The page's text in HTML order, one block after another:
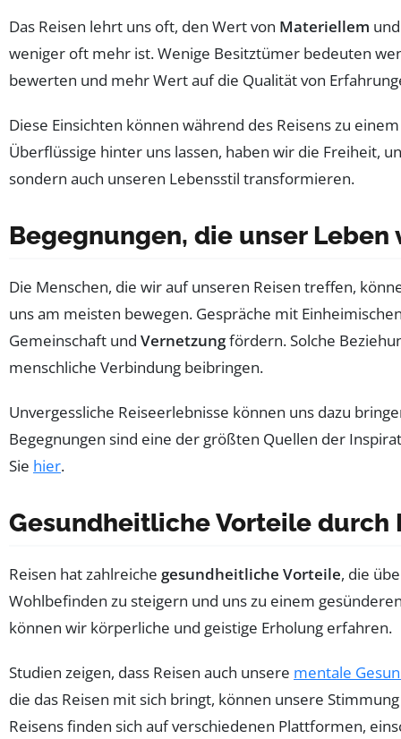
Das Reisen lehrt uns oft, den Wert von Materiellem
weniger oft mehr ist. Wenige Besitztümer bedeuten
bewerten und mehr Wert auf die Qualität von
Diese Einsichten können während des Reisens zu
Überflüssige hinter uns lassen, haben wir die Freiheit,
sondern auch unseren Lebensstil transformieren.
Begegnungen, die unser Leben
Die Menschen, die wir auf unseren Reisen treffen,
uns am meisten bewegen. Gespräche mit
Gemeinschaft und Vernetzungfördern. Solche
menschliche Verbindung beibringen.
Unvergessliche Reiseerlebnisse können uns dazu
Begegnungen sind eine der größten Quellen der
Sie hier.
Gesundheitliche Vorteile durch
Reisen hat zahlreiche gesundheitliche Vorteile, die
Wohlbefinden zu steigern und uns zu einem
können wir körperliche und geistige Erholung erfahren.
Studien zeigen, dass Reisen auch unsere mentale
die das Reisen mit sich bringt, können unsere
Reisens finden sich auf verschiedenen Plattformen,